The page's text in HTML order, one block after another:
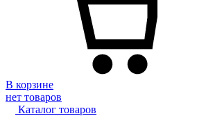
В корзине
нет товаров
Каталог товаров